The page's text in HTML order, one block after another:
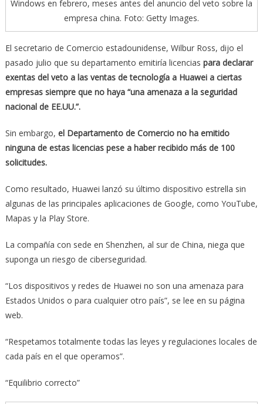
Windows en febrero, meses antes del anuncio del veto sobre la
empresa china. Foto: Getty Images.
El secretario de Comercio estadounidense, Wilbur Ross, dijo el
pasado julio que su departamento emitiría licencias para declarar
exentas del veto a las ventas de tecnología a Huawei a ciertas
empresas siempre que no haya “una amenaza a la seguridad
nacional de EE.UU.”.
Sin embargo, el Departamento de Comercio no ha emitido
ninguna de estas licencias pese a haber recibido más de 100
solicitudes.
Como resultado, Huawei lanzó su último dispositivo estrella sin
algunas de las principales aplicaciones de Google, como YouTube,
Mapas y la Play Store.
La compañía con sede en Shenzhen, al sur de China, niega que
suponga un riesgo de ciberseguridad.
“Los dispositivos y redes de Huawei no son una amenaza para
Estados Unidos o para cualquier otro país”, se lee en su página
web.
“Respetamos totalmente todas las leyes y regulaciones locales de
cada país en el que operamos”.
“Equilibrio correcto”